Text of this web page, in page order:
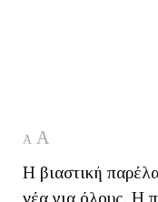
A A
Η βιαστική
νέα για όλους. Η